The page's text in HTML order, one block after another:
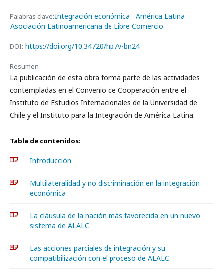
Palabras clave:Integración económica
América Latina
Asociación Latinoamericana de Libre Comercio
DOI: https://doi.org/10.34720/hp7v-bn24
Resumen
La publicación de esta obra forma parte de las actividades
contempladas en el Convenio de Cooperación entre el
Instituto de Estudios Internacionales de la Universidad de
Chile y el Instituto para la Integración de América Latina.
Tabla de contenidos:
Introducción
Multilateralidad y no discriminación en la integración
económica
La cláusula de la nación más favorecida en un nuevo
sistema de ALALC
Las acciones parciales de integración y su
compatibilización con el proceso de ALALC